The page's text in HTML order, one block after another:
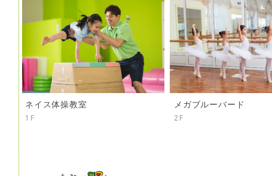
ネイス体操教室
1F
メガブルーバード
2F